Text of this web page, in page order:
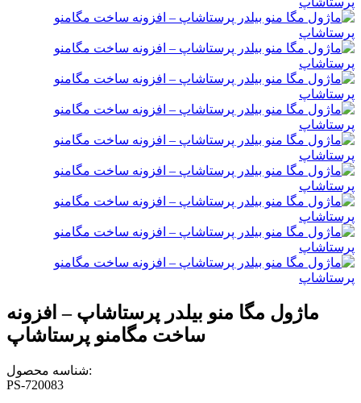
ماژول مگا منو بیلدر پرستاشاپ – افزونه
ساخت مگامنو پرستاشاپ
شناسه محصول:
PS-720083